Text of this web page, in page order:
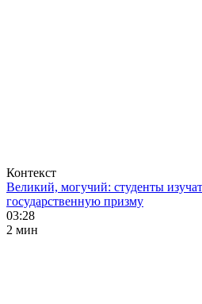
Контекст
Великий, могучий: студенты
государственную призму
03:28
2 мин